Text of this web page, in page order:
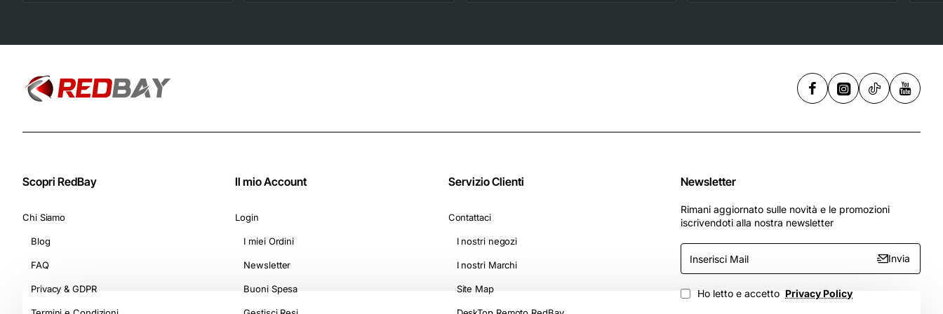
Nespresso Original
Melatonina
ventola, On The Go
Scopri RedBay
Chi Siamo
Blog
FAQ
Privacy & GDPR
Il mio Account
Login
I miei Ordini
Newsletter
Buoni Spesa
Servizio Clienti
Contattaci
I nostri negozi
I nostri Marchi
Site Map
Newsletter
Rimani aggiornato sulle novità e le promozioni
iscrivendoti alla nostra newsletter
Inserisci
Mail
Invia
Ho letto e accetto Privacy Policy